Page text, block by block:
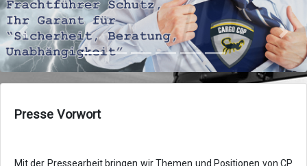
Zurück Vor
Presse Vorwort
Mit der Pressearbeit bringen wir Themen und Positionen von CP